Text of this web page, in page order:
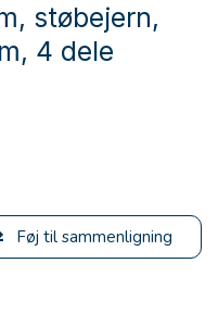
støbejern,
4 dele
Føj til sammenligning